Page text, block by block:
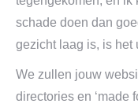
schade doen dan
gezicht laag is, is het
We zullen jouw
directories en ‘made